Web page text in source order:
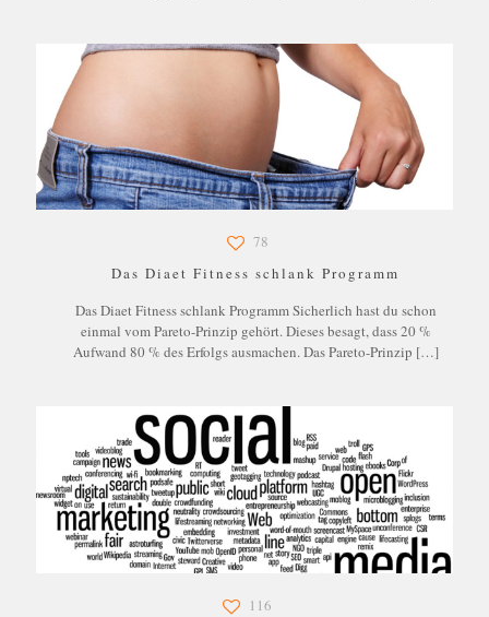
78
Das Diaet Fitness schlank Programm
Das Diaet Fitness schlank Programm Sicherlich hast du schon
einmal vom Pareto-Prinzip gehört. Dieses besagt, dass 20 %
Aufwand 80 % des Erfolgs ausmachen. Das Pareto-Prinzip […]
116